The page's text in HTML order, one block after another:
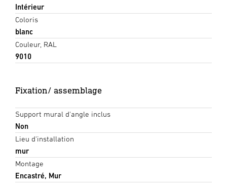
Intérieur
Coloris
blanc
Couleur, RAL
9010
Fixation/ assemblage
Support mural d'angle inclus
Non
Lieu d'installation
mur
Montage
Encastré, Mur